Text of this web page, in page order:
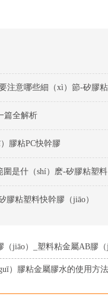
篇全解析
膠粘PC快幹膠
粘塑料快幹膠（jiāo）
（jiāo）_塑料粘金屬AB膠
）膠粘金屬膠水的使用方法